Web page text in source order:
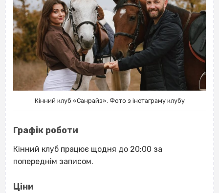
Кінний клуб «Санрайз». Фото з інстаграму клубу
Графік роботи
Кінний клуб працює щодня до 20:00 за
попереднім записом.
Ціни